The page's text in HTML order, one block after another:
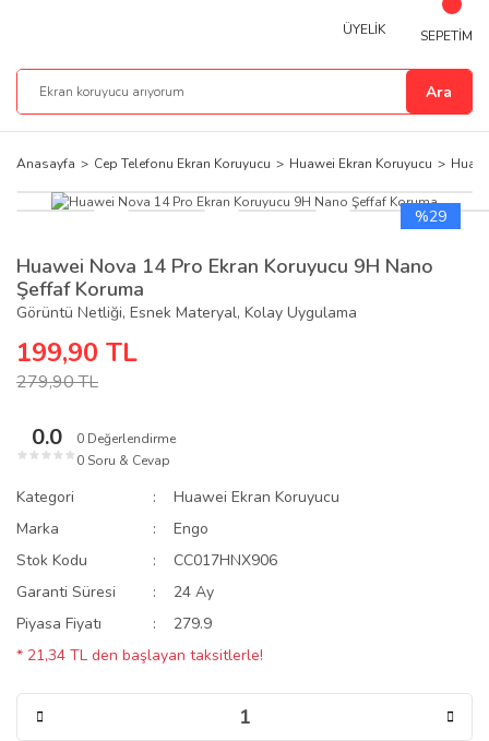
Ara
ÜYELİK SEPETİM
Anasayfa Cep Telefonu Ekran Koruyucu Huawei Ekran Koruyucu
%29
Huawei Nova 14 Pro Ekran Koruyucu 9H Nano
Şeffaf Koruma
Görüntü Netliği, Esnek Materyal, Kolay Uygulama
199,90 TL
279,90 TL
0.0
★ ★ ★ ★ ★
0 Değerlendirme
0 Soru & Cevap
Kategori
Huawei Ekran Koruyucu
Marka
Engo
Stok Kodu
CC017HNX906
Garanti Süresi
24 Ay
Piyasa Fiyatı
279.9
* 21,34 TL den başlayan taksitlerle!